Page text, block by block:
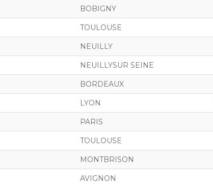
BOBIGNY
TOULOUSE
NEUILLY
NEUILLYSUR SEINE
BORDEAUX
LYON
PARIS
TOULOUSE
MONTBRISON
AVIGNON